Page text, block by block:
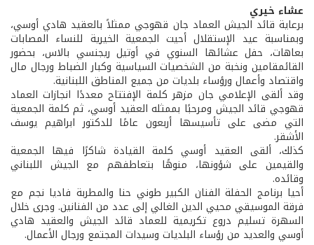
عشاء خيري
برعاية قائد الجيش العماد جان قهوجي ممثلاً بالعقيد هادي أوسي،
وبمناسبة عيد الإستقلال أحيت الجمعية الخيرية للنساء المصابات
بعاهات، حفل عشائها السنوي في أوتيل ريجنسي بالاس، بحضور
القائمقامين ونخبة من الشخصيات السياسية وكبار الضباط ورجال مال
واقتصاد وأعمال ورؤساء بلديات من جميع المناطق اللبنانية.
وقد ألقى الإعلامي جان مزهر كلمة الإفتتاح معددًا انجازات العماد
قهوجي قائد الجيش ومرحبًا بممثله العقيد أوسي، ثم كلمة الجمعية
التي مضى على تأسيسها أربعون عامًا للدكتور ابراهيم يوسف
الأشقر.
كذلك، ألقى العقيد أوسي كلمة القيادة شاكرًا فيها الجمعية
والقيمين على شؤونها، منوهًا بتعاطفهم مع الجيش اللبناني
وقائده.
أحيا برنامج الحفلة الفنان الكبير طوني حنا والمطربة فاديا نجم مع
فرقة الموسيقي محيي الدين الغالي إلى عدد من الفنانين. وجرى خلال
السهرة تسليم دروع تكريمية للعماد قائد الجيش والعقيد هادي
أوسي والعديد من رؤساء البلديات وسيدات المجتمع ورجال الأعمال.